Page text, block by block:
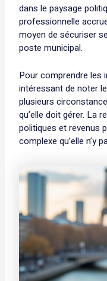
dans le paysage
professionnelle
moyen de sécuriser
poste municipal.
Pour comprendre les
intéressant de noter
plusieurs
qu’elle doit gérer. La
politiques et revenus
complexe qu’elle n’y